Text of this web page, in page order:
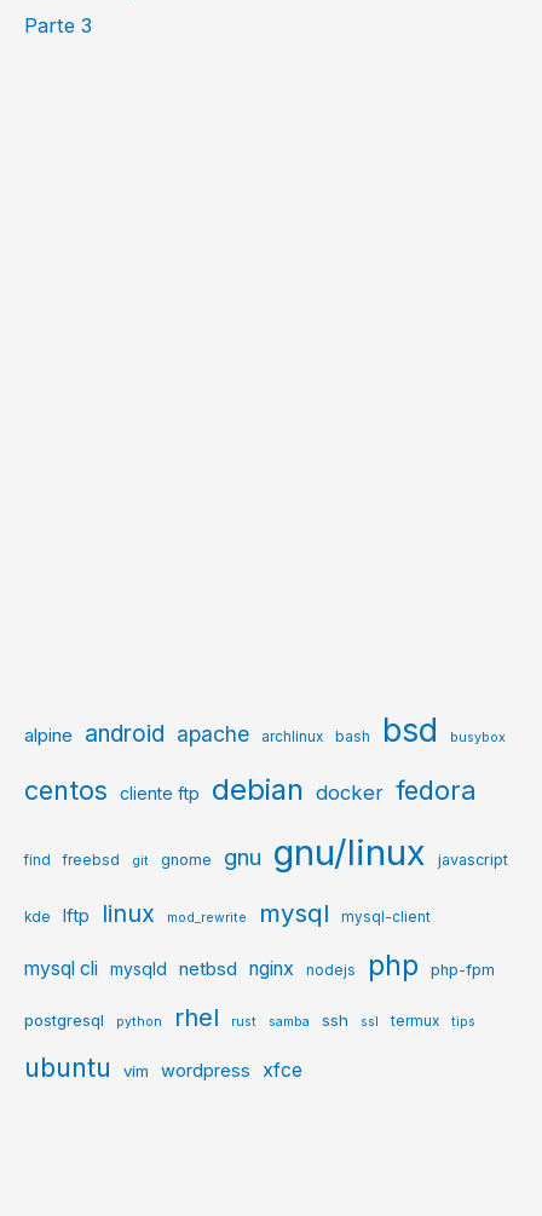
Parte 3
alpine android apache archlinux bash bsd busybox
centos cliente ftp debian docker fedora
find freebsd git gnome gnu gnu/linux javascript
kde lftp linux mod_rewrite mysql mysql-client
mysql cli mysqld netbsd nginx nodejs php php-fpm
postgresql python rhel rust samba ssh ssl termux tips
ubuntu vim wordpress xfce